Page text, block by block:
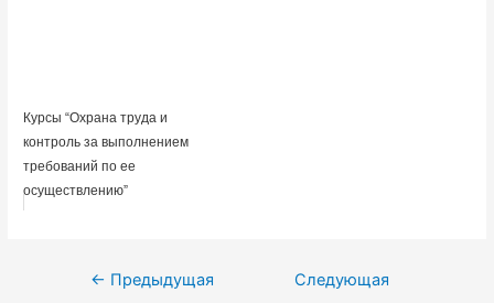
Курсы “Охрана труда и
контроль за выполнением
требований по ее
осуществлению”
Навигация
← Предыдущая
Следующая